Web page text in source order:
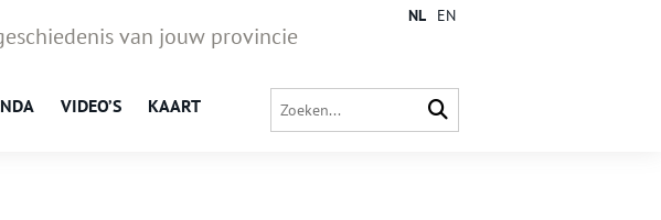
van jouw provincie
VIDEO’S KAART
NL EN